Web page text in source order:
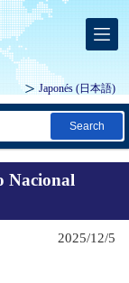
Japonés (日本語)
Search
Nacional
2025/12/5